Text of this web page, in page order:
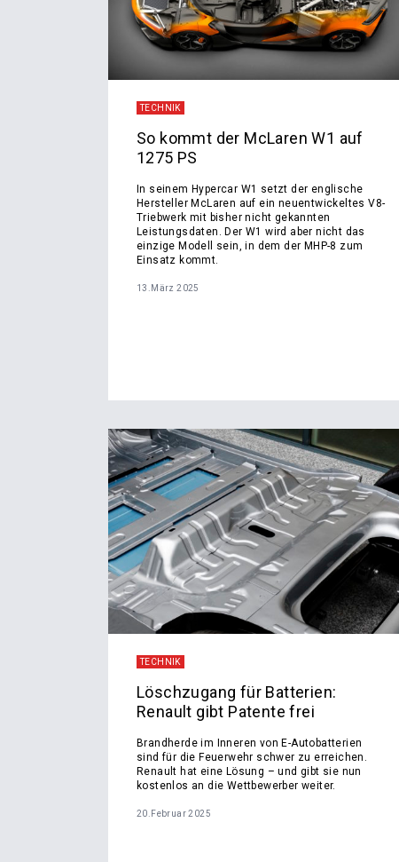
TECHNIK
So kommt der McLaren W1 auf
1275 PS
In seinem Hypercar W1 setzt der englische
Hersteller McLaren auf ein neuentwickeltes V8-
Triebwerk mit bisher nicht gekannten
Leistungsdaten. Der W1 wird aber nicht das
einzige Modell sein, in dem der MHP-8 zum
Einsatz kommt.
13.März 2025
TECHNIK
Löschzugang für Batterien:
Renault gibt Patente frei
Brandherde im Inneren von E-Autobatterien
sind für die Feuerwehr schwer zu erreichen.
Renault hat eine Lösung – und gibt sie nun
kostenlos an die Wettbewerber weiter.
20.Februar 2025